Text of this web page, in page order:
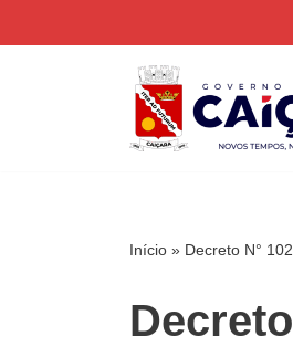
Início » Decreto N°